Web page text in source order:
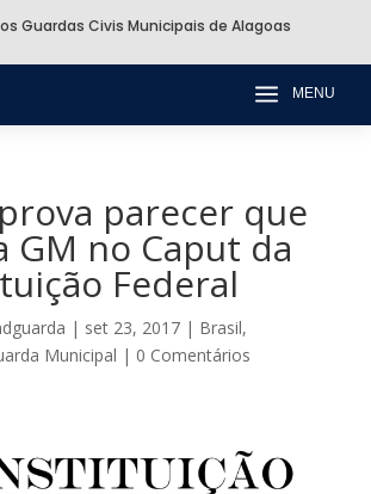
Guardas Civis Municipais de Alagoas
a MENU
parecer que
GM no Caput da
Federal
| set 23, 2017| Brasil,
Municipal | 0 Comentários